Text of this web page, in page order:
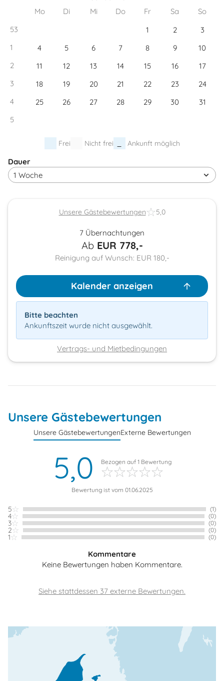
Mo
Di Mi Do Fr Sa
So
53
1 2
3
1
4 5 6 7 8 9
10
2
11 12 13 14 15 16
17
3
18 19 20 21 22 23
24
4
25 26 27 28 29 30
31
5
Frei Nicht frei Ankunft möglich
Dauer
Unsere Gästebewertungen 5,0
7 Übernachtungen
Ab EUR 778,-
Reinigung auf Wunsch: EUR 180,-
Kalender anzeigen
Bitte beachten
Ankunftszeit wurde nicht ausgewählt.
Vertrags- und Mietbedingungen
Unsere Gästebewertungen
Unsere GästebewertungenExterne Bewertungen
5,0 Bezogen auf 1 Bewertung
Bewertung ist vom 01.06.2025
5 (1)
4 (0)
3 (0)
2 (0)
1 (0)
Kommentare
Keine Bewertungen haben Kommentare.
Siehe stattdessen 37 externe Bewertungen.